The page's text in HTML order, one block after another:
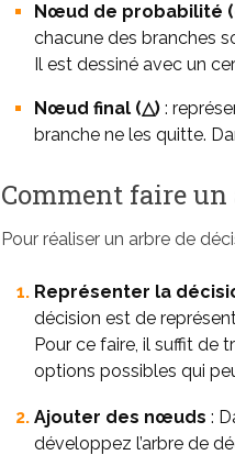
Nœud de probabilité
chacune des branches
Il est dessiné avec un
Nœud final (△) :
branche ne les quitte.
Comment faire un
Pour réaliser un arbre de
Représenter la
décision est de
Pour ce faire, il suffit de
options possibles qui
Ajouter des nœuds :
développez l’arbre de